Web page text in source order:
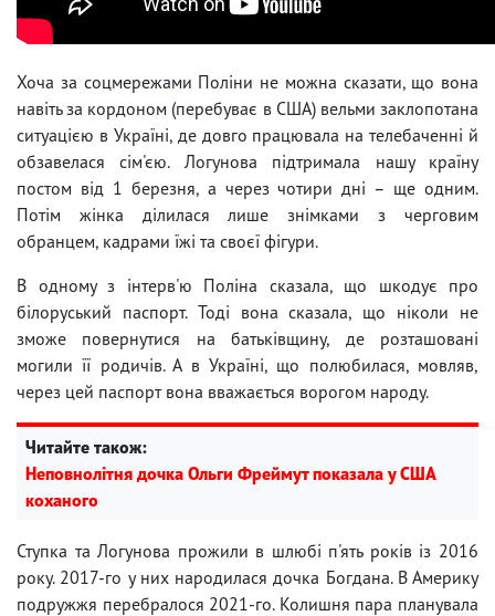
Хоча за соцмережами Поліни не можна сказати, що вона
навіть за кордоном (перебуває в США) вельми заклопотана
ситуацією в Україні, де довго працювала на телебаченні й
обзавелася сім'єю. Логунова підтримала нашу країну
постом від 1 березня, а через чотири дні – ще одним.
Потім жінка ділилася лише знімками з черговим
обранцем, кадрами їжі та своєї фігури.
В одному з інтерв'ю Поліна сказала, що шкодує про
білоруський паспорт. Тоді вона сказала, що ніколи не
зможе повернутися на батьківщину, де розташовані
могили її родичів. А в Україні, що полюбилася, мовляв,
через цей паспорт вона вважається ворогом народу.
Читайте також:
Неповнолітня дочка Ольги Фреймут показала у США
коханого
Ступка та Логунова прожили в шлюбі п'ять років із 2016
року. 2017-го у них народилася дочка Богдана. В Америку
подружжя перебралося 2021-го. Колишня пара планувала